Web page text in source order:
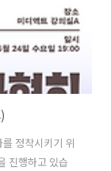
정착시키기 위
진행하고 있습